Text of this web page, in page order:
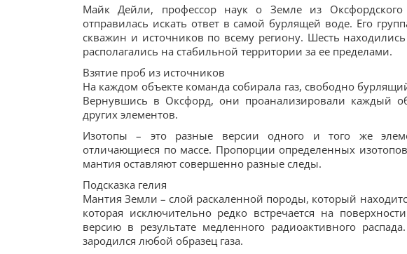
Майк Дейли, профессор наук о Земле из Оксфордского
отправилась искать ответ в самой бурлящей воде. Его
скважин и источников по всему региону. Шесть
располагались на стабильной территории за ее пределами.
Взятие проб из источников
На каждом объекте команда собирала газ, свободно
Вернувшись в Оксфорд, они проанализировали каждый
других элементов.
Изотопы – это разные версии одного и того же
отличающиеся по массе. Пропорции определенных
мантия оставляют совершенно разные следы.
Подсказка гелия
Мантия Земли – слой раскаленной породы, который
которая исключительно редко встречается на
версию в результате медленного радиоактивного
зародился любой образец газа.